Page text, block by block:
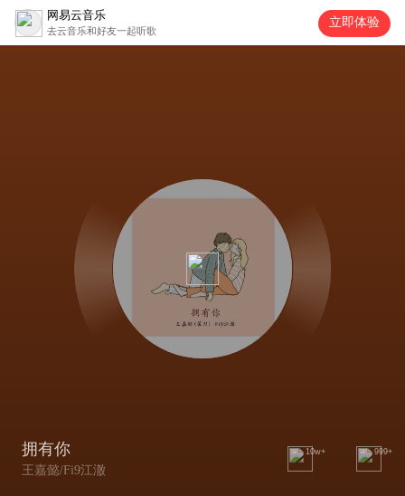
网易云音乐
去云音乐和好友一起听歌
立即体验
拥有你
王嘉懿/Fi9江澈
10w+ 999+